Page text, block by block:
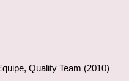
Quality Team (2010)